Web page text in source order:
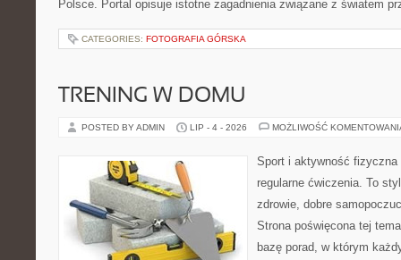
Polsce. Portal opisuje istotne zagadnienia związane z światem
CATEGORIES: FOTOGRAFIA GÓRSKA
TRENING W DOMU
POSTED BY ADMIN LIP - 4 - 2026 MOŻLIWOŚĆ
Sport i aktywność
regularne ćwiczenia. To
zdrowie, dobre
Strona poświęcona tej
bazę porad, w którym